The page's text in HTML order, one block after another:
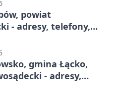
powiat
- adresy, telefony,
gmina Łącko,
- adresy,